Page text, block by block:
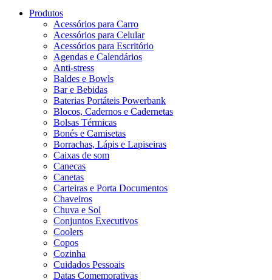
Produtos
Acessórios para Carro
Acessórios para Celular
Acessórios para Escritório
Agendas e Calendários
Anti-stress
Baldes e Bowls
Bar e Bebidas
Baterias Portáteis Powerbank
Blocos, Cadernos e Cadernetas
Bolsas Térmicas
Bonés e Camisetas
Borrachas, Lápis e Lapiseiras
Caixas de som
Canecas
Canetas
Carteiras e Porta Documentos
Chaveiros
Chuva e Sol
Conjuntos Executivos
Coolers
Copos
Cozinha
Cuidados Pessoais
Datas Comemorativas